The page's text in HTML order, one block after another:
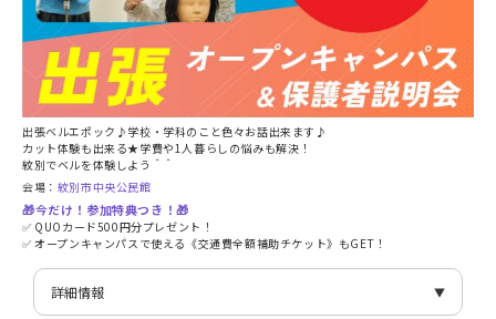
出張ベルエポック♪学校・学科のこと色々お話出来ます♪
カット体験も出来る★学費や1人暮らしの悩みも解決！
紋別でベルを体験しよう＾＾
会場： 紋別市中央公民館
🎁今だけ！参加特典つき！🎁
✅ QUOカード500円分プレゼント！
✅ オープンキャンパスで使える《交通費全額補助チケット》もGET！
詳細情報